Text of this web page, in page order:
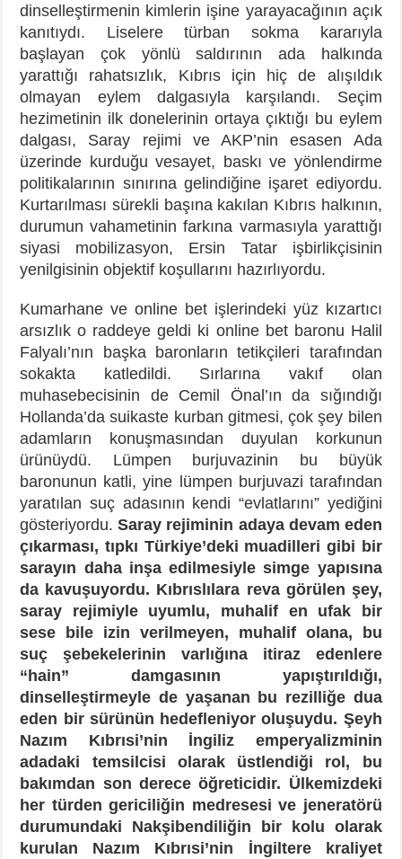
dinselleştirmenin kimlerin işine yarayacağının açık
kanıtıydı. Liselere türban sokma kararıyla
başlayan çok yönlü saldırının ada halkında
yarattığı rahatsızlık, Kıbrıs için hiç de alışıldık
olmayan eylem dalgasıyla karşılandı. Seçim
hezimetinin ilk donelerinin ortaya çıktığı bu eylem
dalgası, Saray rejimi ve AKP’nin esasen Ada
üzerinde kurduğu vesayet, baskı ve yönlendirme
politikalarının sınırına gelindiğine işaret ediyordu.
Kurtarılması sürekli başına kakılan Kıbrıs halkının,
durumun vahametinin farkına varmasıyla yarattığı
siyasi mobilizasyon, Ersin Tatar işbirlikçisinin
yenilgisinin objektif koşullarını hazırlıyordu.
Kumarhane ve online bet işlerindeki yüz kızartıcı
arsızlık o raddeye geldi ki online bet baronu Halil
Falyalı’nın başka baronların tetikçileri tarafından
sokakta katledildi. Sırlarına vakıf olan
muhasebecisinin de Cemil Önal’ın da sığındığı
Hollanda’da suikaste kurban gitmesi, çok şey bilen
adamların konuşmasından duyulan korkunun
ürünüydü. Lümpen burjuvazinin bu büyük
baronunun katli, yine lümpen burjuvazi tarafından
yaratılan suç adasının kendi “evlatlarını” yediğini
gösteriyordu.Saray rejiminin adaya devam eden
çıkarması, tıpkı Türkiye’deki muadilleri gibi bir
sarayın daha inşa edilmesiyle simge yapısına
da kavuşuyordu. Kıbrıslılara reva görülen şey,
saray rejimiyle uyumlu, muhalif en ufak bir
sese bile izin verilmeyen, muhalif olana, bu
suç şebekelerinin varlığına itiraz edenlere
“hain” damgasının yapıştırıldığı,
dinselleştirmeyle de yaşanan bu rezilliğe dua
eden bir sürünün hedefleniyor oluşuydu. Şeyh
Nazım Kıbrısi’nin İngiliz emperyalizminin
adadaki temsilcisi olarak üstlendiği rol, bu
bakımdan son derece öğreticidir. Ülkemizdeki
her türden gericiliğin medresesi ve jeneratörü
durumundaki Nakşibendiliğin bir kolu olarak
kurulan Nazım Kıbrısi’nin İngiltere kraliyet